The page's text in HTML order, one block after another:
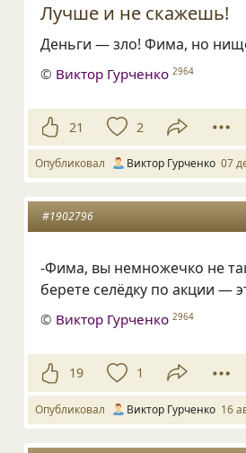
Лучше и не скажешь!
Деньги — зло! Фима, но
© Виктор Гурченко 2964
21 2
Опубликовал Виктор Гурченко 07
#1902796
-Фима, вы немножечко не
берете селёдку по акции —
© Виктор Гурченко 2964
19 1
Опубликовал Виктор Гурченко 16